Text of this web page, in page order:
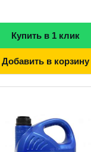
Купить в 1 клик
Добавить в корзину